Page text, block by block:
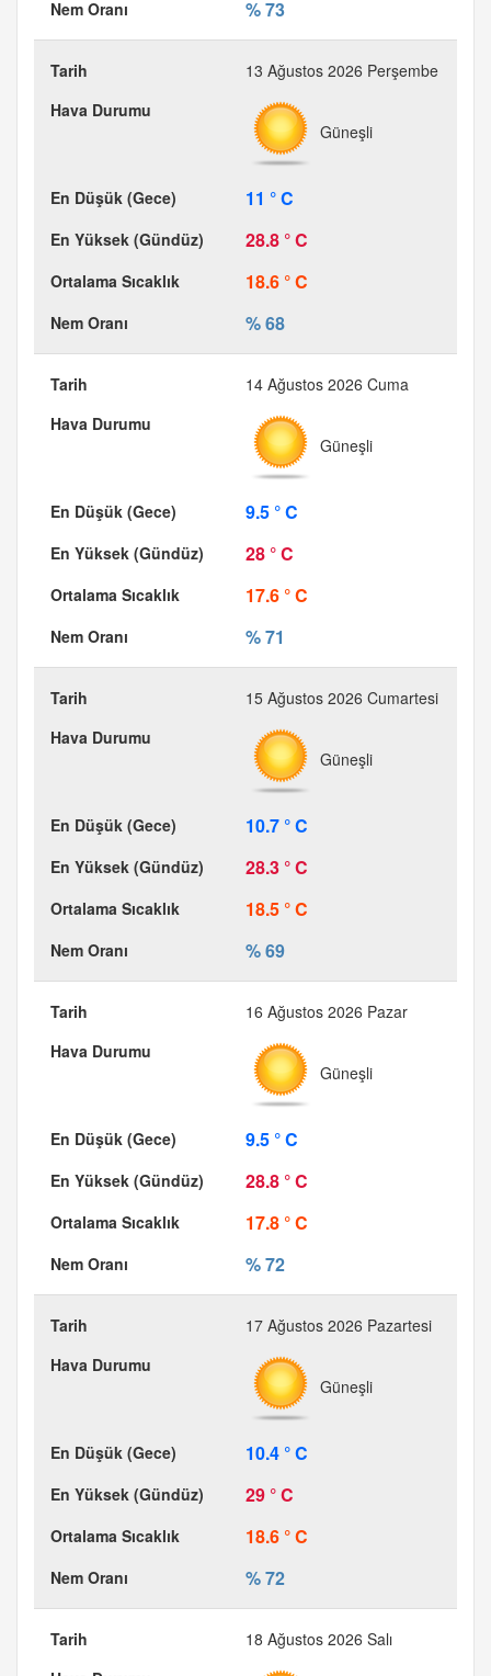
% 73
13 Ağustos 2026 Perşembe
Güneşli
11 ° C
28.8 ° C
18.6 ° C
% 68
14 Ağustos 2026 Cuma
Güneşli
9.5 ° C
28 ° C
17.6 ° C
% 71
15 Ağustos 2026 Cumartesi
Güneşli
10.7 ° C
28.3 ° C
18.5 ° C
% 69
16 Ağustos 2026 Pazar
Güneşli
9.5 ° C
28.8 ° C
17.8 ° C
% 72
17 Ağustos 2026 Pazartesi
Güneşli
10.4 ° C
29 ° C
18.6 ° C
% 72
18 Ağustos 2026 Salı